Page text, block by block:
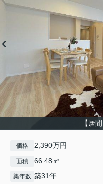
【居
価格 2,390万円
面積 66.48㎡
築年数 築31年